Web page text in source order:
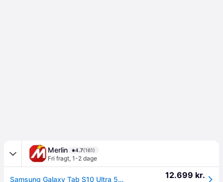
Merlin 4.7(161)
Fri fragt, 1-2 dage
Samsung Galaxy Tab S10 Ultra 5G 256GB/12GB - Moonstone Grey 12.699 kr.